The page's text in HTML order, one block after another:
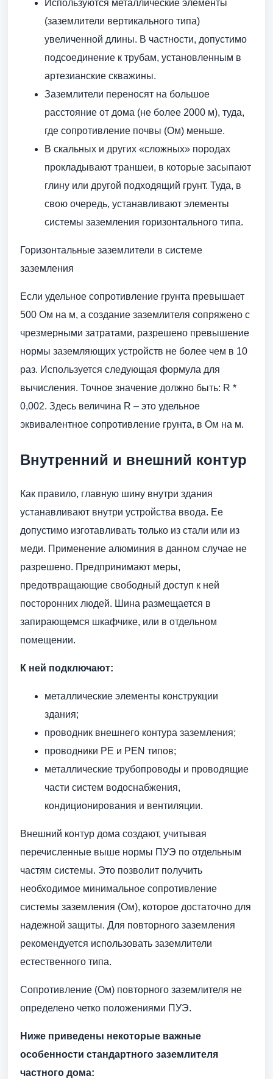
Используются металлические элементы
(заземлители вертикального типа)
увеличенной длины. В частности, допустимо
подсоединение к трубам, установленным в
артезианские скважины.
Заземлители переносят на большое
расстояние от дома (не более 2000 м), туда,
где сопротивление почвы (Ом) меньше.
В скальных и других «сложных» породах
прокладывают траншеи, в которые засыпают
глину или другой подходящий грунт. Туда, в
свою очередь, устанавливают элементы
системы заземления горизонтального типа.
Горизонтальные заземлители в системе
заземления
Если удельное сопротивление грунта превышает
500 Ом на м, а создание заземлителя сопряжено с
чрезмерными затратами, разрешено превышение
нормы заземляющих устройств не более чем в 10
раз. Используется следующая формула для
вычисления. Точное значение должно быть: R *
0,002. Здесь величина R – это удельное
эквивалентное сопротивление грунта, в Ом на м.
Внутренний и внешний контур
Как правило, главную шину внутри здания
устанавливают внутри устройства ввода. Ее
допустимо изготавливать только из стали или из
меди. Применение алюминия в данном случае не
разрешено. Предпринимают меры,
предотвращающие свободный доступ к ней
посторонних людей. Шина размещается в
запирающемся шкафчике, или в отдельном
помещении.
К ней подключают:
металлические элементы конструкции
здания;
проводник внешнего контура заземления;
проводники РE и PEN типов;
металлические трубопроводы и проводящие
части систем водоснабжения,
кондиционирования и вентиляции.
Внешний контур дома создают, учитывая
перечисленные выше нормы ПУЭ по отдельным
частям системы. Это позволит получить
необходимое минимальное сопротивление
системы заземления (Ом), которое достаточно для
надежной защиты. Для повторного заземления
рекомендуется использовать заземлители
естественного типа.
Сопротивление (Ом) повторного заземлителя не
определено четко положениями ПУЭ.
Ниже приведены некоторые важные
особенности стандартного заземлителя
частного дома: